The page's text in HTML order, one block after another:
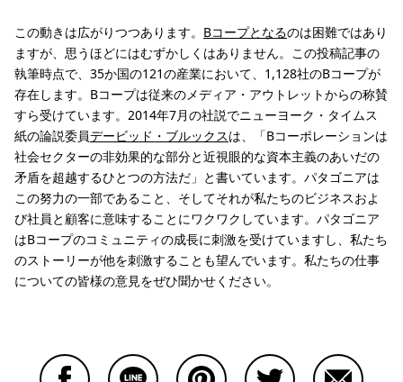
この動きは広がりつつあります。 Bコープとなるのは困難ではあり
ますが、思うほどにはむずかしくはありません。この投稿記事の
執筆時点で、35か国の121の産業において、1,128社のBコープが
存在します。Bコープは従来のメディア・アウトレットからの称賛
すら受けています。2014年7月の社説でニューヨーク・タイムス
紙の論説委員デービッド・ブルックスは、「Bコーポレーションは
社会セクターの非効果的な部分と近視眼的な資本主義のあいだの
矛盾を超越するひとつの方法だ」と書いています。パタゴニアは
この努力の一部であること、そしてそれが私たちのビジネスおよ
び社員と顧客に意味することにワクワクしています。パタゴニア
はBコープのコミュニティの成長に刺激を受けていますし、私たち
のストーリーが他を刺激することも望んでいます。私たちの仕事
についての皆様の意見をぜひ聞かせください。